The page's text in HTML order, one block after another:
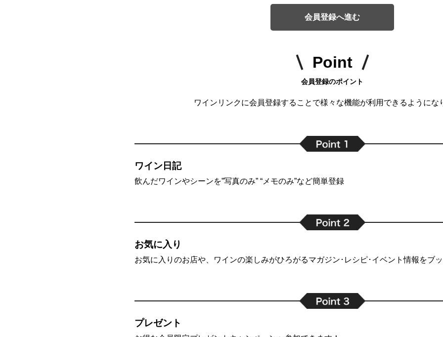
会員登録へ進む
Point
会員登録のポイント
ワインリンクに会員登録することで様々な機能が利用できるようにな
ワイン日記
飲んだワインやシーンを”写真のみ” “メモのみ”など簡単登録
お気に入り
お気に入りのお店や、ワインの楽しみがひろがるマガジン･レシピ･イベント情報をブ
プレゼント